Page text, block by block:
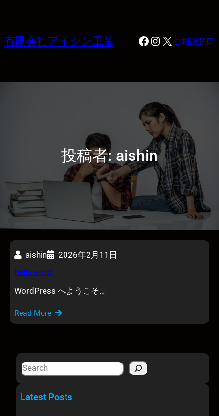
ス
プ
有限会社アイシン工業 Facebook
Instagram
X ご相談窓口
投稿者: aishin
aishin 2026年2月11日
Hello world!
WordPress へようこそ…
Read More
S
aLatest Posts